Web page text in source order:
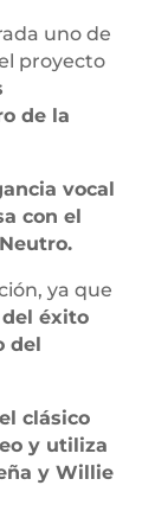
uno de
proyecto
de la
vocal
con el
ya que
éxito
del
clásico
y utiliza
y Willie